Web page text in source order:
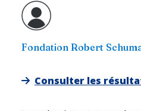
Fondation Robert
Consulter les